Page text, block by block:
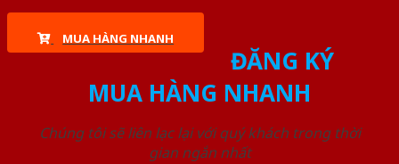
MUA HÀNG NHANH
ĐĂNG KÝ
MUA HÀNG NHANH
Chúng tôi sẽ liên lạc lại với quý khách trong thời
gian ngắn nhất